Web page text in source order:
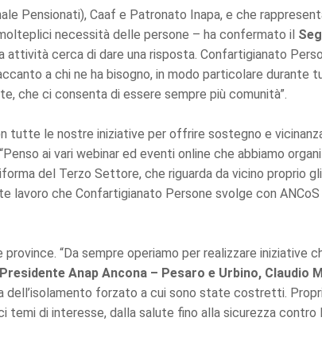
Pensionati), Caaf e Patronato Inapa, e che
necessità delle persone – ha confermato il
attività cerca di dare una risposta. Confartigianato
a chi ne ha bisogno, in modo particolare durante
che ci consenta di essere sempre più comunità”.
tutte le nostre iniziative per offrire sostegno e
ai vari webinar ed eventi online che abbiamo
del Terzo Settore, che riguarda da vicino proprio
lavoro che Confartigianato Persone svolge con
“Da sempre operiamo per realizzare iniziative
Presidente Anap Ancona – Pesaro e Urbino, Claudio
dell’isolamento forzato a cui sono state costretti.
temi di interesse, dalla salute fino alla sicurezza